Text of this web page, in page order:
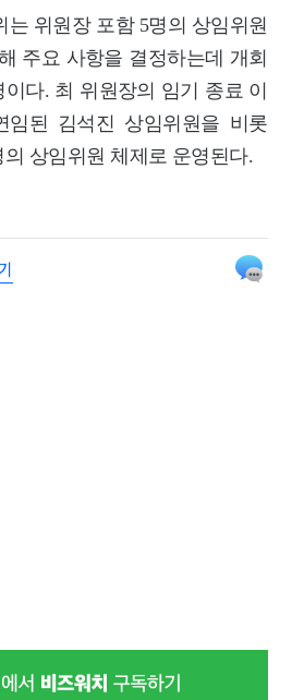
는 위원장 포함 5명의 상임위원
주요 사항을 결정하는데 개회
다. 최 위원장의 임기 종료 이
된 김석진 상임위원을 비롯
의 상임위원 체제로 운영된다.